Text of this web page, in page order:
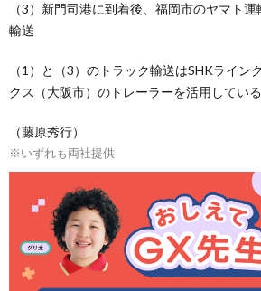
（3）新門司港に到着後、福岡市のヤマト
輸送
（1）と（3）のトラック輸送はSHKライン
クス（大阪市）のトレーラーを活用している
（藤原秀行）
※いずれも両社提供